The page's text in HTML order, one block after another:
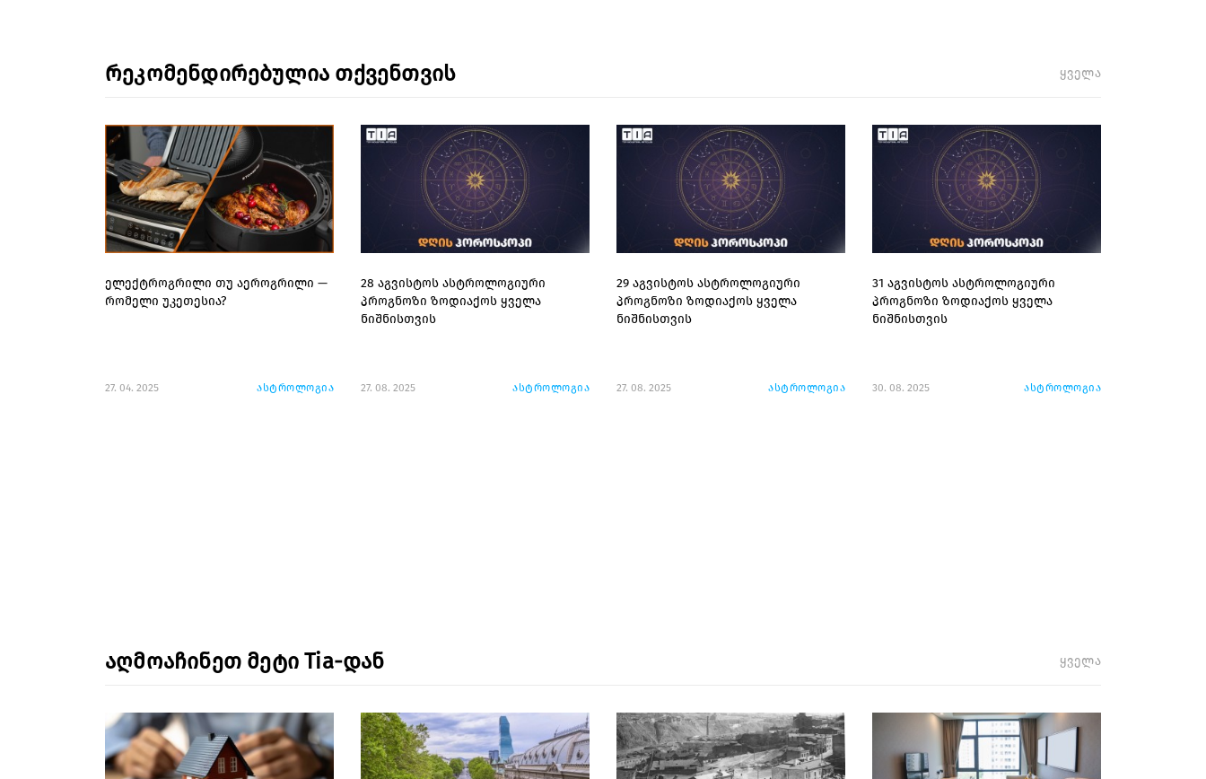
რეკომენდირებულია თქვენთვის ყველა
ელექტროგრილი თუ აეროგრილი —
რომელი უკეთესია?
27. 04. 2025 ასტროლოგია
28 აგვისტოს ასტროლოგიური
პროგნოზი ზოდიაქოს ყველა
ნიშნისთვის
27. 08. 2025 ასტროლოგია
29 აგვისტოს ასტროლოგიური
პროგნოზი ზოდიაქოს ყველა
ნიშნისთვის
27. 08. 2025 ასტროლოგია
31 აგვისტოს ასტროლოგიური
პროგნოზი ზოდიაქოს ყველა
ნიშნისთვის
30. 08. 2025 ასტროლოგია
აღმოაჩინეთ მეტი Tia-დან ყველა